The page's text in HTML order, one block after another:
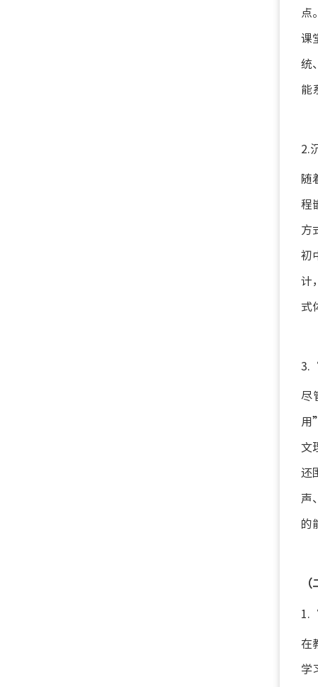
点
课
统
能
2.
随
程
方
初
计
式
尽
用
文
还
声
的
在
学